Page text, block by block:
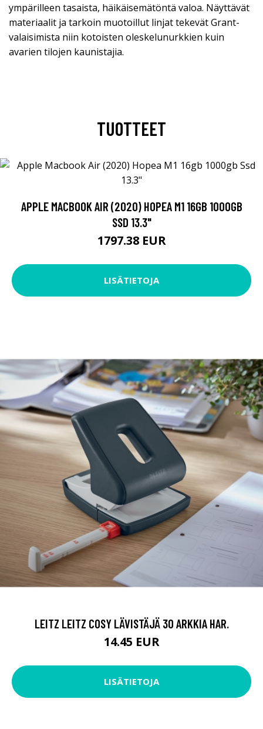
ympärilleen tasaista, häikäisemätöntä valoa. Näyttävät
materiaalit ja tarkoin muotoillut linjat tekevät Grant-
valaisimista niin kotoisten oleskelunurkkien kuin
avarien tilojen kaunistajia.
TUOTTEET
APPLE MACBOOK AIR (2020) HOPEA M1 16GB 1000GB
SSD 13.3"
1797.38 EUR
LISÄTIETOJA
LEITZ LEITZ COSY LÄVISTÄJÄ 30 ARKKIA HAR.
14.45 EUR
LISÄTIETOJA